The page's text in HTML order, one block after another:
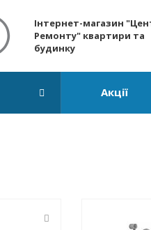
Інтернет-магазин
Ремонту" квартири та
будинку
Акції